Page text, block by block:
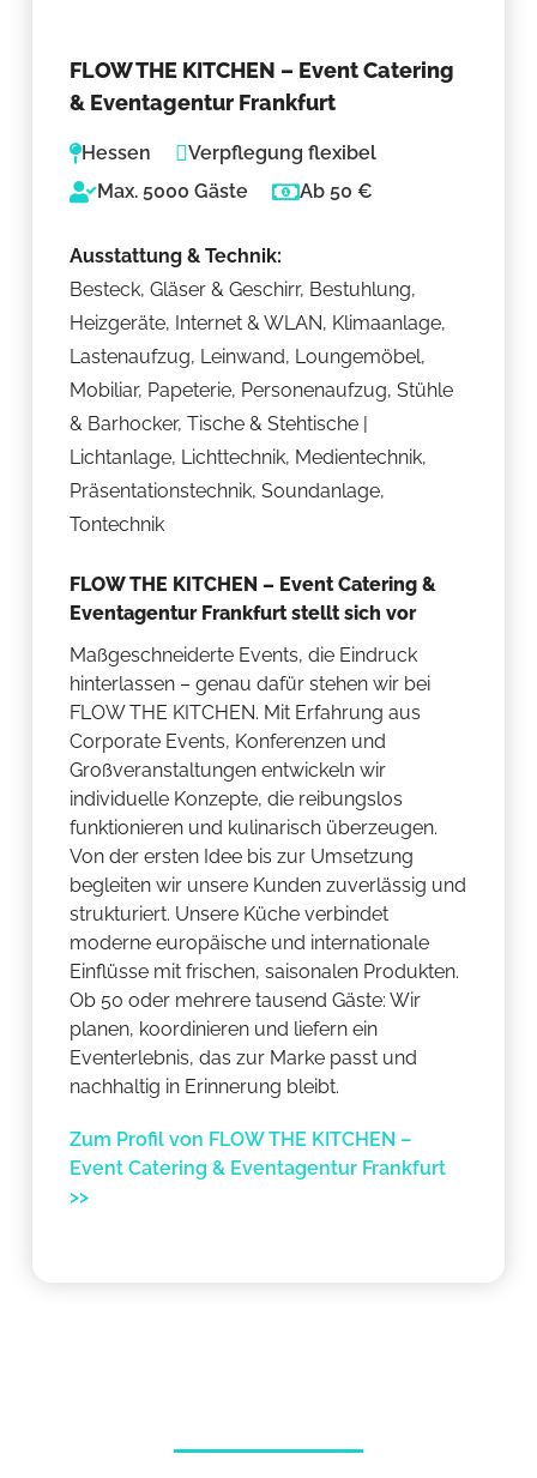
FLOW THE KITCHEN – Event Catering
& Eventagentur Frankfurt
Hessen
Verpflegung flexibel
Max. 5000 Gäste
Ab 50 €
Ausstattung & Technik:
Besteck, Gläser & Geschirr, Bestuhlung,
Heizgeräte, Internet & WLAN, Klimaanlage,
Lastenaufzug, Leinwand, Loungemöbel,
Mobiliar, Papeterie, Personenaufzug, Stühle
& Barhocker, Tische & Stehtische |
Lichtanlage, Lichttechnik, Medientechnik,
Präsentationstechnik, Soundanlage,
Tontechnik
FLOW THE KITCHEN – Event Catering &
Eventagentur Frankfurt stellt sich vor
Maßgeschneiderte Events, die Eindruck
hinterlassen – genau dafür stehen wir bei
FLOW THE KITCHEN. Mit Erfahrung aus
Corporate Events, Konferenzen und
Großveranstaltungen entwickeln wir
individuelle Konzepte, die reibungslos
funktionieren und kulinarisch überzeugen.
Von der ersten Idee bis zur Umsetzung
begleiten wir unsere Kunden zuverlässig und
strukturiert. Unsere Küche verbindet
moderne europäische und internationale
Einflüsse mit frischen, saisonalen Produkten.
Ob 50 oder mehrere tausend Gäste: Wir
planen, koordinieren und liefern ein
Eventerlebnis, das zur Marke passt und
nachhaltig in Erinnerung bleibt.
Zum Profil von FLOW THE KITCHEN –
Event Catering & Eventagentur Frankfurt
>>